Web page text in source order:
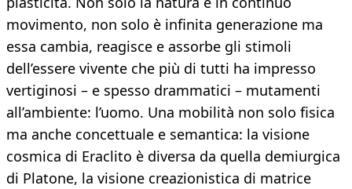
movimento, non solo è infinita generazione ma
essa cambia, reagisce e assorbe gli stimoli
dell’essere vivente che più di tutti ha impresso
vertiginosi – e spesso drammatici – mutamenti
all’ambiente: l’uomo. Una mobilità non solo fisica
ma anche concettuale e semantica: la visione
cosmica di Eraclito è diversa da quella demiurgica
di Platone, la visione creazionistica di matrice